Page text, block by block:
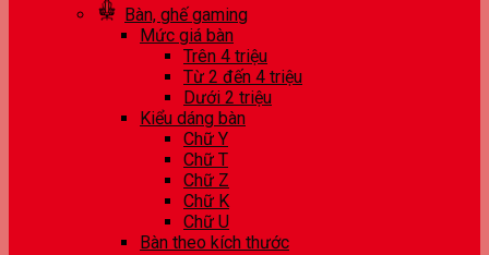
Bàn, ghế gaming
Mức giá bàn
Trên 4 triệu
Từ 2 đến 4 triệu
Dưới 2 triệu
Kiểu dáng bàn
Chữ Y
Chữ T
Chữ Z
Chữ K
Chữ U
Bàn theo kích thước